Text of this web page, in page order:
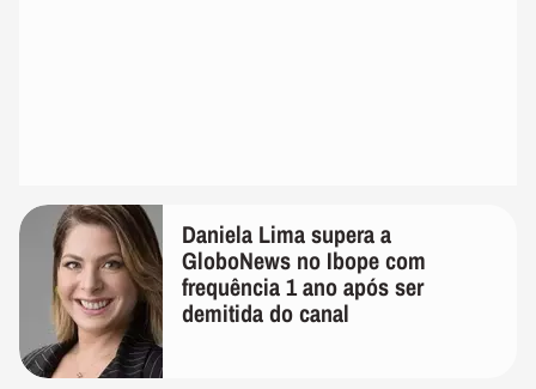
Daniela Lima supera a
GloboNews no Ibope com
frequência 1 ano após ser
demitida do canal